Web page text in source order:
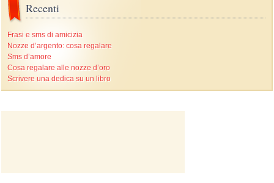
Recenti
Frasi e sms di amicizia
Nozze d’argento: cosa regalare
Sms d’amore
Cosa regalare alle nozze d’oro
Scrivere una dedica su un libro